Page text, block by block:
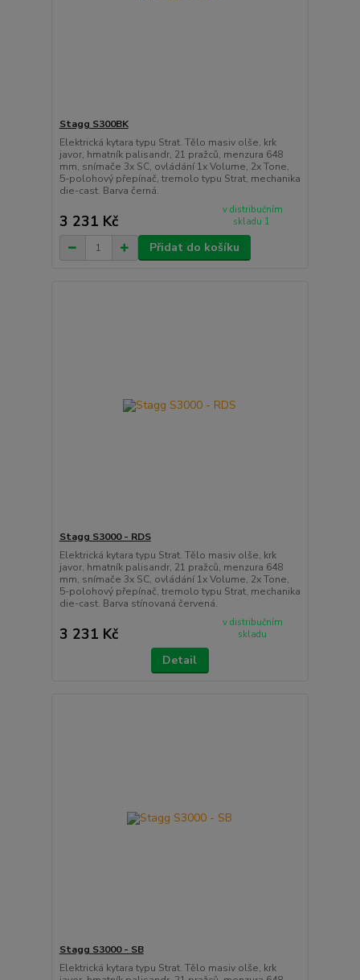
Stagg S300BK
Elektrická kytara typu Strat. Tělo masiv olše, krk
javor, hmatník palisandr, 21 pražců, menzura 648
mm, snímače 3x SC, ovládání 1x Volume, 2x Tone,
5-polohový přepínač, tremolo typu Strat, mechanika
die-cast. Barva černá.
3 231 Kč
v distribučním
skladu 1
Přidat do košíku
Stagg S3000 - RDS
Elektrická kytara typu Strat. Tělo masiv olše, krk
javor, hmatník palisandr, 21 pražců, menzura 648
mm, snímače 3x SC, ovládání 1x Volume, 2x Tone,
5-polohový přepínač, tremolo typu Strat, mechanika
die-cast. Barva stínovaná červená.
3 231 Kč
v distribučním
skladu
Detail
Stagg S3000 - SB
Elektrická kytara typu Strat. Tělo masiv olše, krk